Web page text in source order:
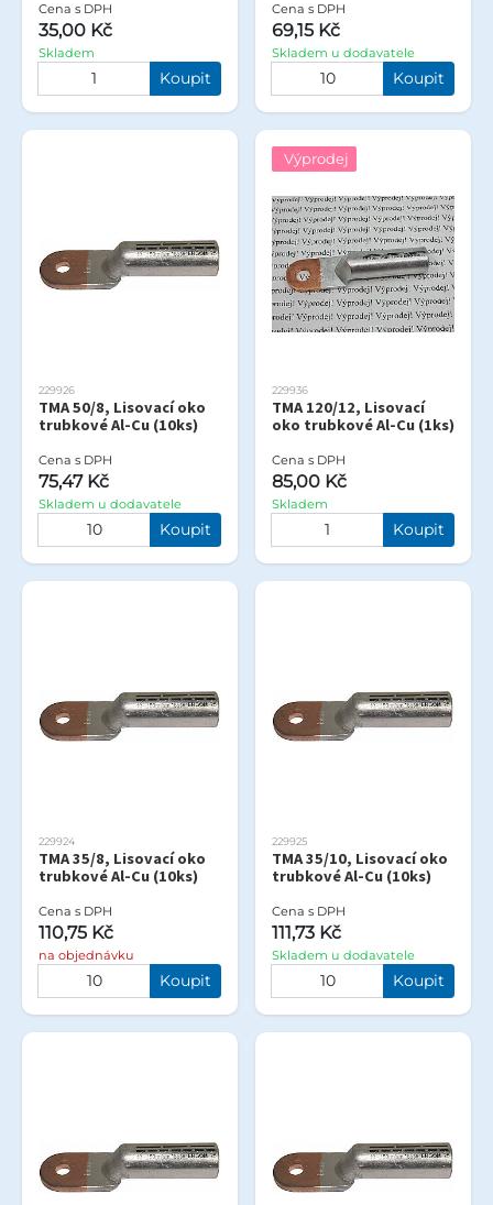
Cena s DPH
35,00 Kč
Skladem
Koupit
Cena s DPH
69,15 Kč
Skladem u dodavatele
Koupit
229926
TMA 50/8, Lisovací oko
trubkové Al-Cu (10ks)
Cena s DPH
75,47 Kč
Skladem u dodavatele
Koupit
Výprodej
229936
TMA 120/12, Lisovací
oko trubkové Al-Cu (1ks)
Cena s DPH
85,00 Kč
Skladem
Koupit
229924
TMA 35/8, Lisovací oko
trubkové Al-Cu (10ks)
Cena s DPH
110,75 Kč
na objednávku
Koupit
229925
TMA 35/10, Lisovací oko
trubkové Al-Cu (10ks)
Cena s DPH
111,73 Kč
Skladem u dodavatele
Koupit